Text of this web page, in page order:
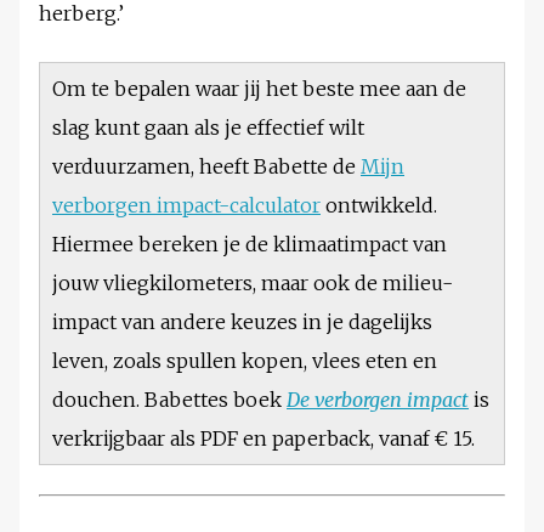
herberg.’
Om te bepalen waar jij het beste mee aan de
slag kunt gaan als je effectief wilt
verduurzamen, heeft Babette de Mijn
verborgen impact-calculator ontwikkeld.
Hiermee bereken je de klimaatimpact van
jouw vliegkilometers, maar ook de milieu-
impact van andere keuzes in je dagelijks
leven, zoals spullen kopen, vlees eten en
douchen. Babettes boek De verborgen impact is
verkrijgbaar als PDF en paperback, vanaf € 15.